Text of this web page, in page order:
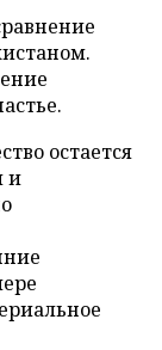
остается
и